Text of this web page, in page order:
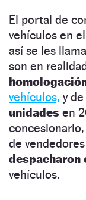
El portal de
vehículos en
así se les
son en
vehículos, y
unidades en
de vendedores
despacharon
vehículos.